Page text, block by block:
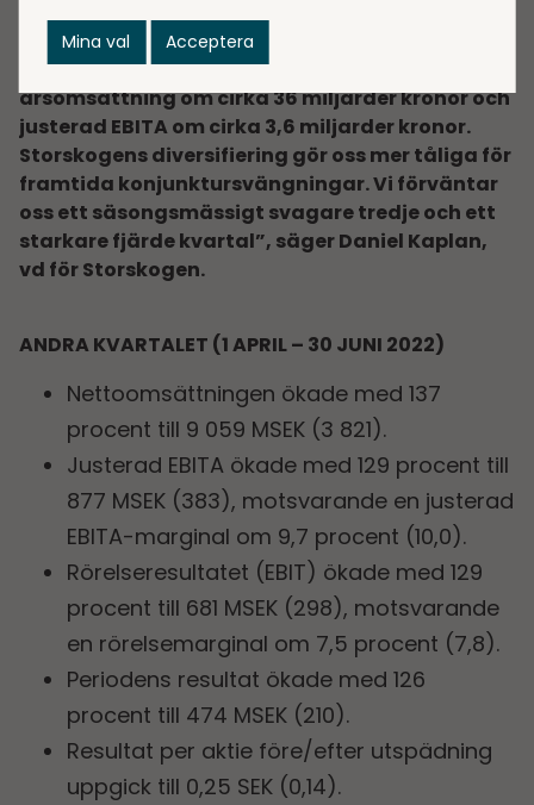
alla företag i koncernen under hela den senaste
tolvmånadersperioden, skulle vi ha haft en
årsomsättning om cirka 36 miljarder kronor och
justerad EBITA om cirka 3,6 miljarder kronor.
Storskogens diversifiering gör oss mer tåliga för
framtida konjunktursvängningar. Vi förväntar
oss ett säsongsmässigt svagare tredje och ett
starkare fjärde kvartal”, säger Daniel Kaplan,
vd för Storskogen.
ANDRA KVARTALET (1 APRIL– 30 JUNI 2022)
Nettoomsättningen ökade med 137
procent till 9 059 MSEK (3 821).
Justerad EBITA ökade med 129 procent till
877 MSEK (383), motsvarande en justerad
EBITA-marginal om 9,7 procent (10,0).
Rörelseresultatet (EBIT) ökade med 129
procent till 681 MSEK (298), motsvarande
en rörelsemarginal om 7,5 procent (7,8).
Periodens resultat ökade med 126
procent till 474 MSEK (210).
Resultat per aktie före/efter utspädning
uppgick till 0,25 SEK (0,14).
Mina val Acceptera